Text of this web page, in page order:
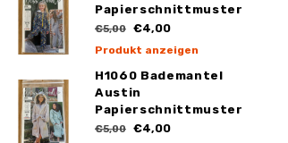
Papierschnittmuster
€5,00 €4,00
Produkt anzeigen
H1060 Bademantel
Austin
Papierschnittmuster
€5,00 €4,00